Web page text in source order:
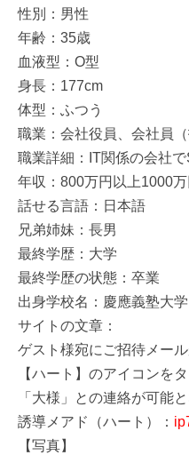
性別：男性
年齢：35歳
血液型：O型
身長：177cm
体型：ふつう
職業：会社役員、会社員（
職業詳細：IT関係の会社で
年収：800万円以上1000
話せる言語：日本語
兄弟姉妹：長男
最終学歴：大学
最終学歴の状態：卒業
出身学校名：慶應義塾大
サイトの文章：
ゲスト様宛にご招待メール
【ハート】のアイコンを
「大様」との連絡が可能と
誘導メアド（ハート）：
【写真】